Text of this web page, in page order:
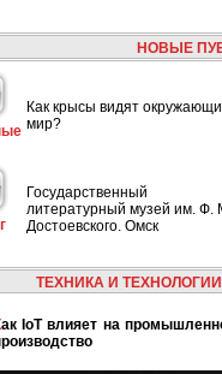
НОВЫЕ
Как крысы видят
мир?
Государственный
литературный музей им. Ф.
Достоевского. Омск
ТЕХНИКА И ТЕХНОЛОГИИ
и